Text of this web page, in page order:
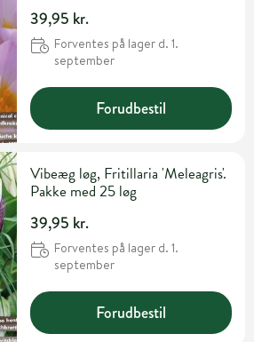
39,95 kr.
Forventes på lager d. 1.
september
Forudbestil
Vibeæg løg, Fritillaria 'Meleagris'.
Pakke med 25 løg
39,95 kr.
Forventes på lager d. 1.
september
Forudbestil